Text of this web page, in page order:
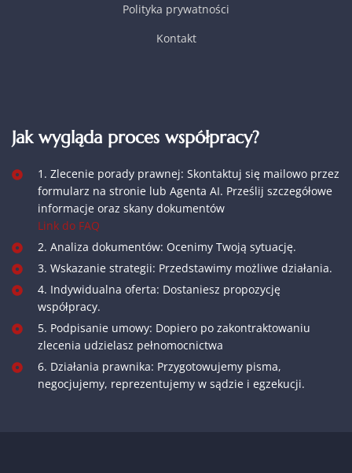
Polityka prywatności
Kontakt
Jak wygląda proces współpracy?
1. Zlecenie porady prawnej: Skontaktuj się mailowo przez
formularz na stronie lub Agenta AI. Prześlij szczegółowe
informacje oraz skany dokumentów
Link do FAQ
2. Analiza dokumentów: Ocenimy Twoją sytuację.
3. Wskazanie strategii: Przedstawimy możliwe działania.
4. Indywidualna oferta: Dostaniesz propozycję
współpracy.
5. Podpisanie umowy: Dopiero po zakontraktowaniu
zlecenia udzielasz pełnomocnictwa
6. Działania prawnika: Przygotowujemy pisma,
negocjujemy, reprezentujemy w sądzie i egzekucji.